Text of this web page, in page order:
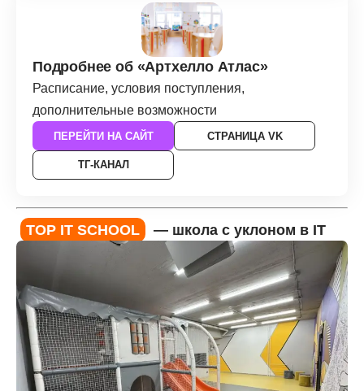
Подробнее об «Артхелло Атлас»
Расписание, условия поступления,
дополнительные возможности
ПЕРЕЙТИ НА САЙТ СТРАНИЦА VK
ТГ-КАНАЛ
TOP IT SCHOOL — школа с уклоном в IT